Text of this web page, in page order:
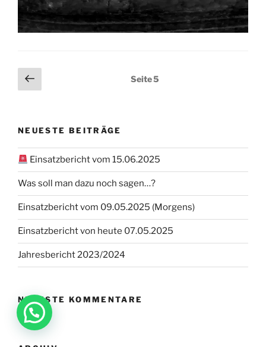
Seitennummerierung
der
Vorherige
Seite
Seite5
NEUESTE BEITRÄGE
Einsatzbericht vom 15.06.2025
Was soll man dazu noch sagen…?
Einsatzbericht vom 09.05.2025 (Morgens)
Einsatzbericht von heute 07.05.2025
Jahresbericht 2023/2024
NEUESTE KOMMENTARE